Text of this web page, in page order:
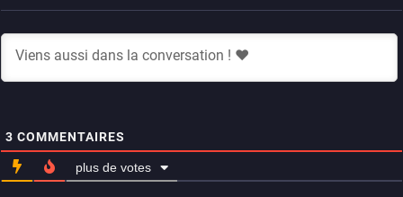
3 COMMENTAIRES
plus de votes